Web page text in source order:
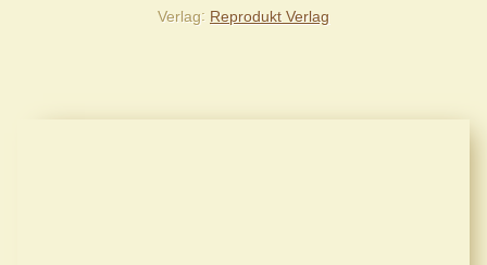
Verlag Reprodukt Verlag